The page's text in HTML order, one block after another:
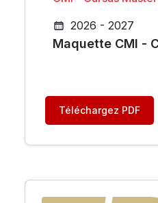
2026 - 2027
Maquette CMI -
Téléchargez PDF